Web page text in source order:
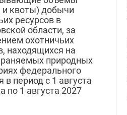
квоты) добычи
ресурсов в
области, за
охотничьих
находящихся на
природных
федерального
в период с 1 августа
по 1 августа 2027